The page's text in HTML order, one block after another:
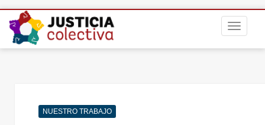
NUESTRO TRABAJO
Navegación